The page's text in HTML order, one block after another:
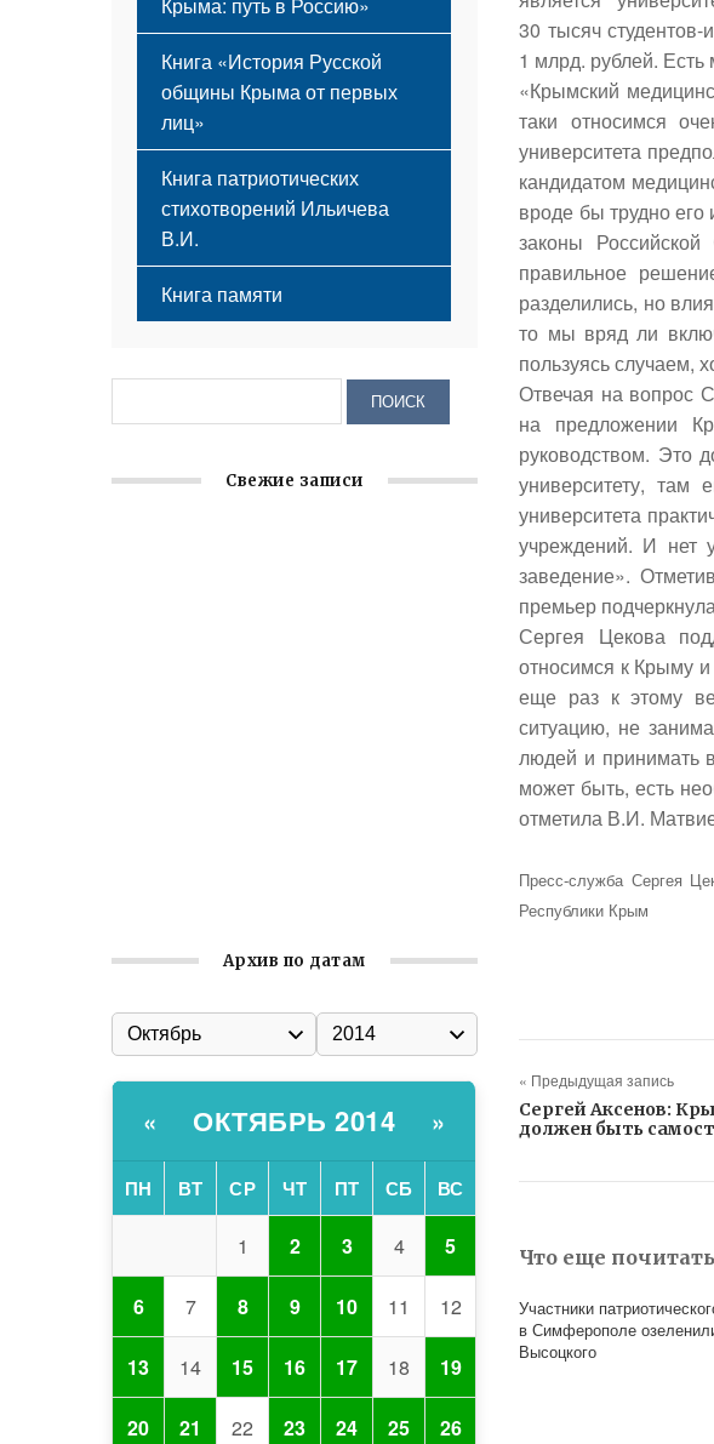
30 тысяч
1 млрд. рублей.
«Крымский
таки относимся
университета
кандидатом
вроде бы трудно
законы
правильное
разделились, но
то мы вряд ли
пользуясь случаем,
Отвечая на вопрос
на предложении
руководством. Это
университету, там
университета
учреждений. И нет
заведение».
премьер
Сергея Цекова
относимся к Крыму
еще раз к этому
ситуацию, не
людей и принимать
может быть, есть
отметила В.И.
Пресс-служба Сергея
Республики Крым
« Предыдущая запись
Сергей Аксенов:
должен быть
Что еще
Участники
в Симферополе
Высоцкого
Крыма: путь в Россию»
Книга «История Русской
общины Крыма от первых
лиц»
Книга патриотических
стихотворений Ильичева
В.И.
Книга памяти
Свежие записи
Архив по датам
« ОКТЯБРЬ 2014 »
ПН ВТ СР ЧТ ПТ СБ ВС
1 2 3 4 5
6 7 8 9 10 11 12
13 14 15 16 17 18 19
20 21 22 23 24 25 26